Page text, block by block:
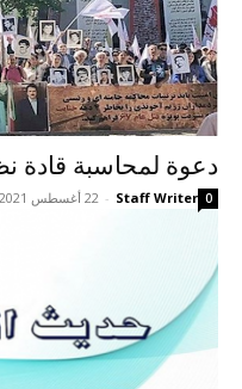
دعوة لمحاسبة قادة
Staff Writer
- 22 أغسطس 2021 0